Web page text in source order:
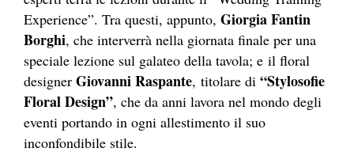
Experience”. Tra questi, appunto, Giorgia Fantin
Borghi, che interverrà nella giornata finale per una
speciale lezione sul galateo della tavola; e il floral
designer Giovanni Raspante, titolare di “Stylosofie
Floral Design”, che da anni lavora nel mondo degli
eventi portando in ogni allestimento il suo
inconfondibile stile.